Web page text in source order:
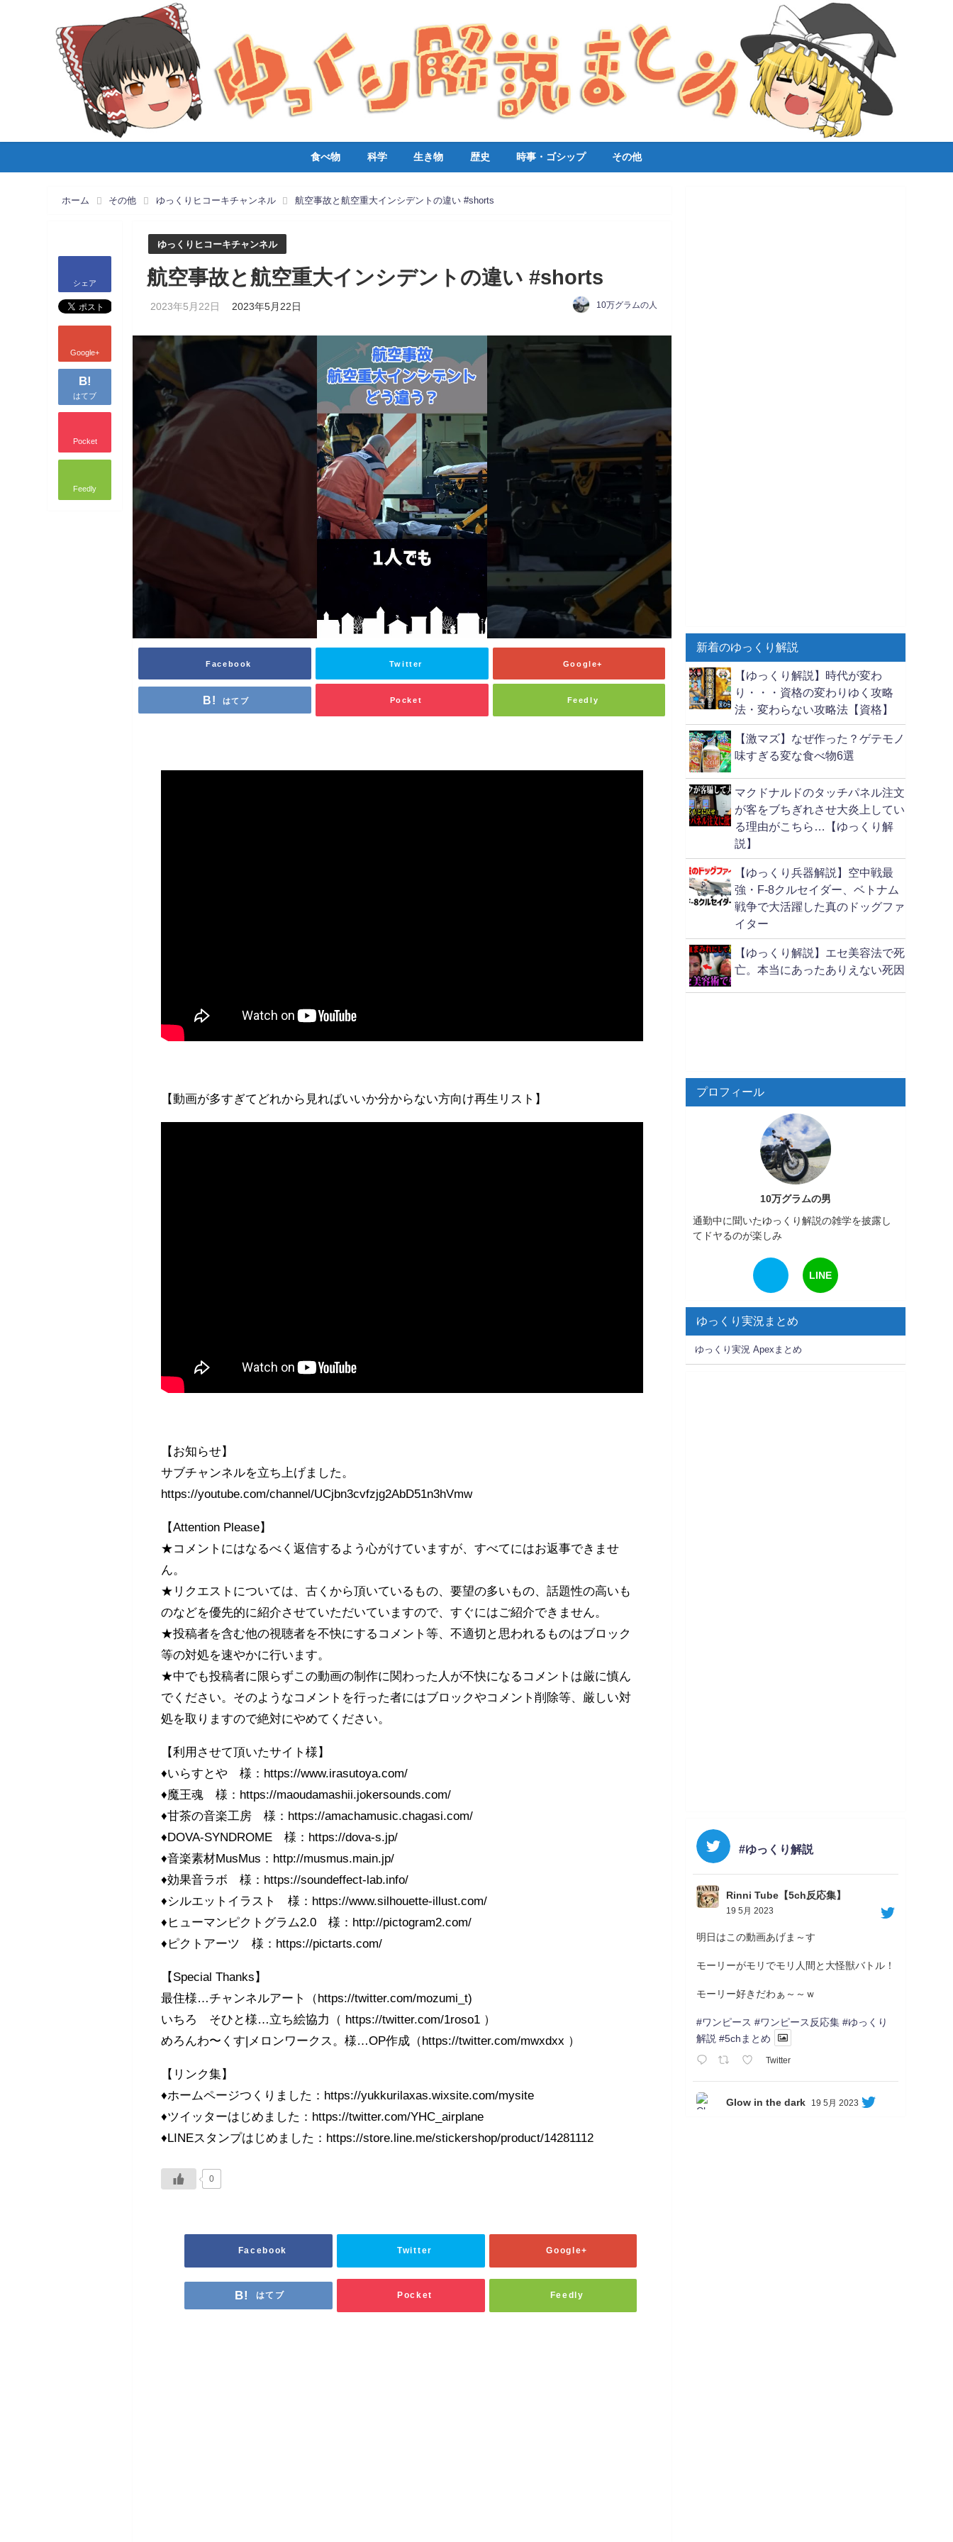
食べ物 科学 生き物 歴史 時事・ゴシップ その他
ホーム その他 ゆっくりヒコーキチャンネル 航空事故と航空重大インシデントの違い #shorts
シェア
Google+
B!
はてブ
Pocket
Feedly
ゆっくりヒコーキチャンネル
航空事故と航空重大インシデントの違い #shorts
2023年5月22日 2023年5月22日 10万グラムの人
Facebook Twitter Google+
はてブ Pocket Feedly
【動画が多すぎてどれから見ればいいか分からない方向け再生リスト】
【お知らせ】
サブチャンネルを立ち上げました。
https://youtube.com/channel/UCjbn3cvfzjg2AbD51n3hVmw
【Attention Please】
★コメントにはなるべく返信するよう心がけていますが、すべてにはお返事できませ
ん。
★リクエストについては、古くから頂いているもの、要望の多いもの、話題性の高いも
のなどを優先的に紹介させていただいていますので、すぐにはご紹介できません。
★投稿者を含む他の視聴者を不快にするコメント等、不適切と思われるものはブロック
等の対処を速やかに行います。
★中でも投稿者に限らずこの動画の制作に関わった人が不快になるコメントは厳に慎ん
でください。そのようなコメントを行った者にはブロックやコメント削除等、厳しい対
処を取りますので絶対にやめてください。
【利用させて頂いたサイト様】
♦いらすとや 様：https://www.irasutoya.com/
♦魔王魂 様：https://maoudamashii.jokersounds.com/
♦甘茶の音楽工房 様：https://amachamusic.chagasi.com/
♦DOVA-SYNDROME 様：https://dova-s.jp/
♦音楽素材MusMus：http://musmus.main.jp/
♦効果音ラボ 様：https://soundeffect-lab.info/
♦シルエットイラスト 様：https://www.silhouette-illust.com/
♦ヒューマンピクトグラム2.0 様：http://pictogram2.com/
♦ピクトアーツ 様：https://pictarts.com/
【Special Thanks】
最住様…チャンネルアート（https://twitter.com/mozumi_t)
いちろ そひと様…立ち絵協力（ https://twitter.com/1roso1 ）
めろんわ〜くす|メロンワークス。様…OP作成（https://twitter.com/mwxdxx ）
【リンク集】
♦ホームページつくりました：https://yukkurilaxas.wixsite.com/mysite
♦ツイッターはじめました：https://twitter.com/YHC_airplane
♦LINEスタンプはじめました：https://store.line.me/stickershop/product/14281112
0
Facebook Twitter Google+
はてブ Pocket Feedly
新着のゆっくり解説
【ゆっくり解説】時代が変わ
り・・・資格の変わりゆく攻略
法・変わらない攻略法【資格】
【激マズ】なぜ作った？ゲテモノ
味すぎる変な食べ物6選
マクドナルドのタッチパネル注文
が客をブちぎれさせ大炎上してい
る理由がこちら…【ゆっくり解
説】
【ゆっくり兵器解説】空中戦最
強・F-8クルセイダー、ベトナム
戦争で大活躍した真のドッグファ
イター
【ゆっくり解説】エセ美容法で死
亡。本当にあったありえない死因
プロフィール
10万グラムの男
通勤中に聞いたゆっくり解説の雑学を披露し
てドヤるのが楽しみ
LINE
ゆっくり実況まとめ
ゆっくり実況 Apexまとめ
#ゆっくり解説
Rinni Tube【5ch反応集】
19 5月 2023
明日はこの動画あげま～す
モーリーがモリでモリ人間と大怪獣バトル！
モーリー好きだわぁ～～ｗ
#ワンピース #ワンピース反応集 #ゆっくり
解説 #5chまとめ
Twitter
Glow in the dark 19 5月 2023